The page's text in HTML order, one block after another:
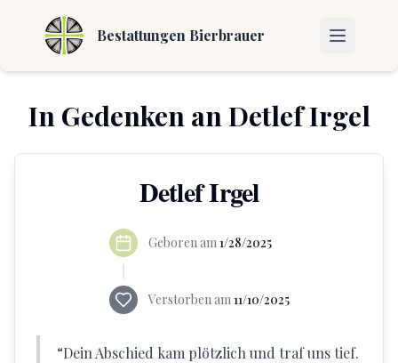
Bestattungen Bierbrauer
In Gedenken anDetlef Irgel
Detlef Irgel
Geboren am1/28/2025
Verstorben am11/10/2025
“Dein Abschied kam plötzlich und traf uns tief.